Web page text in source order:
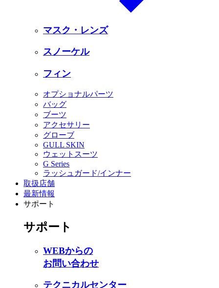
マスク・レンズ
スノーケル
フィン
オプショナルパーツ
バッグ
ブーツ
アクセサリー
グローブ
GULL SKIN
ウェットスーツ
G Series
ラッシュガード/インナー
取扱店舗
最新情報
サポート
サポート
WEBからの
お問い合わせ
テクニカルセンター